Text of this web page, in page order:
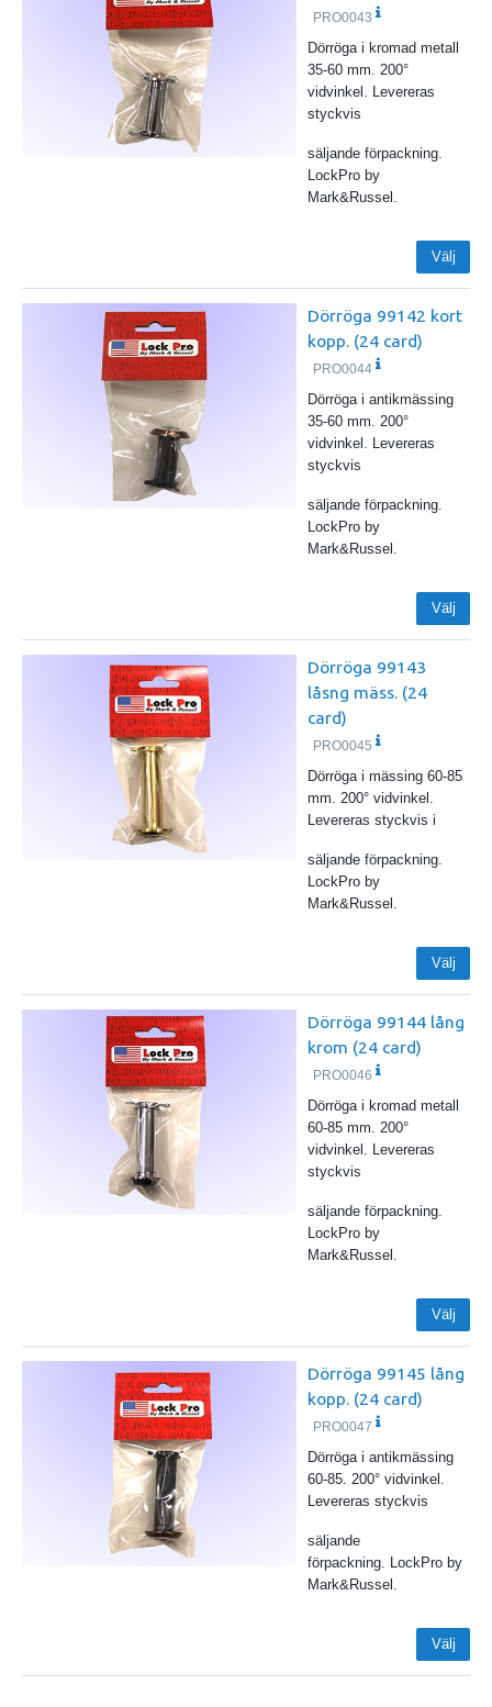
PRO0043
Dörröga i kromad metall
35-60 mm. 200°
vidvinkel. Levereras
styckvis
säljande förpackning.
LockPro by
Mark&Russel.
Välj
Dörröga 99142 kort
kopp. (24 card)
PRO0044
Dörröga i antikmässing
35-60 mm. 200°
vidvinkel. Levereras
styckvis
säljande förpackning.
LockPro by
Mark&Russel.
Välj
Dörröga 99143
låsng mäss. (24
card)
PRO0045
Dörröga i mässing 60-85
mm. 200° vidvinkel.
Levereras styckvis i
säljande förpackning.
LockPro by
Mark&Russel.
Välj
Dörröga 99144 lång
krom (24 card)
PRO0046
Dörröga i kromad metall
60-85 mm. 200°
vidvinkel. Levereras
styckvis
säljande förpackning.
LockPro by
Mark&Russel.
Välj
Dörröga 99145 lång
kopp. (24 card)
PRO0047
Dörröga i antikmässing
60-85. 200° vidvinkel.
Levereras styckvis
säljande
förpackning. LockPro by
Mark&Russel.
Välj